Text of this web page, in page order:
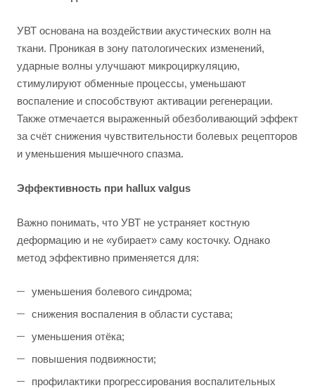
УВТ основана на воздействии акустических волн на
ткани. Проникая в зону патологических изменений,
ударные волны улучшают микроциркуляцию,
стимулируют обменные процессы, уменьшают
воспаление и способствуют активации регенерации.
Также отмечается выраженный обезболивающий эффект
за счёт снижения чувствительности болевых рецепторов
и уменьшения мышечного спазма.
Эффективность при hallux valgus
Важно понимать, что УВТ не устраняет костную
деформацию и не «убирает» саму косточку. Однако
метод эффективно применяется для:
уменьшения болевого синдрома;
снижения воспаления в области сустава;
уменьшения отёка;
повышения подвижности;
профилактики прогрессирования воспалительных